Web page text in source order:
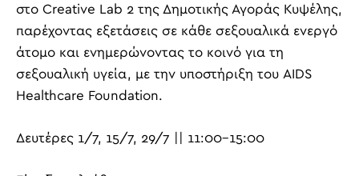
στο Creative Lab 2 της Δημοτικής Αγοράς Κυψέλης,
παρέχοντας εξετάσεις σε κάθε σεξουαλικά ενεργό
άτομο και ενημερώνοντας το κοινό για τη
σεξουαλική υγεία, με την υποστήριξη του AIDS
Healthcare Foundation.
Δευτέρες 1/7, 15/7, 29/7 || 11:00-15:00